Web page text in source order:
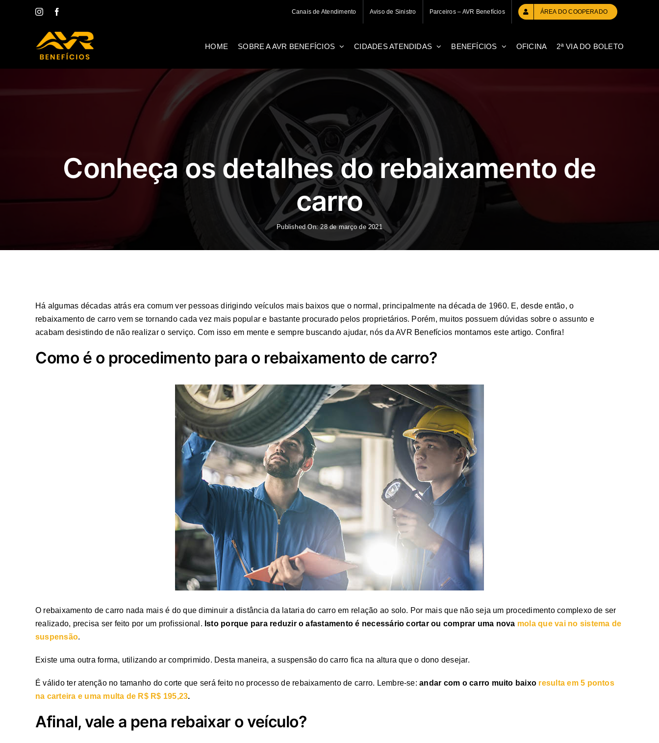
Instagram Canais de Atendimento Aviso de Sinistro Parceiros – AVR Benefícios ÁREA DO COOPERADO
HOME SOBRE A AVR BENEFÍCIOS CIDADES ATENDIDAS BENEFÍCIOS OFICINA 2ª VIA DO BOLETO
Conheça os detalhes do rebaixamento de
carro
Published On: 28 de março de 2021
Há algumas décadas atrás era comum ver pessoas dirigindo veículos mais baixos que o normal, principalmente na década de 1960. E, desde então, o
rebaixamento de carro vem se tornando cada vez mais popular e bastante procurado pelos proprietários. Porém, muitos possuem dúvidas sobre o assunto e
acabam desistindo de não realizar o serviço. Com isso em mente e sempre buscando ajudar, nós da AVR Benefícios montamos este artigo. Confira!
Como é o procedimento para o rebaixamento de carro?
O rebaixamento de carro nada mais é do que diminuir a distância da lataria do carro em relação ao solo. Por mais que não seja um procedimento complexo de ser
realizado, precisa ser feito por um profissional. Isto porque para reduzir o afastamento é necessário cortar ou comprar uma nova mola que vai no sistema de
suspensão.
Existe uma outra forma, utilizando ar comprimido. Desta maneira, a suspensão do carro fica na altura que o dono desejar.
É válido ter atenção no tamanho do corte que será feito no processo de rebaixamento de carro. Lembre-se:andar com o carro muito baixo resulta em 5 pontos
na carteira e uma multa de R$ R$ 195,23.
Afinal, vale a pena rebaixar o veículo?